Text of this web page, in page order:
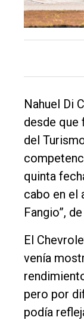
El
único
DIARIO
Balcarce
Inicio
Tendencia
Int.
General
Nahuel Di
desde que
del
quinta
cabo en el
Fangio”,
El
venía
pero por
podía